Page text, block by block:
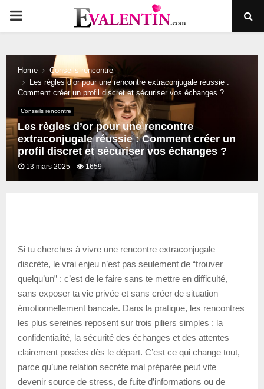
PRIMARY
Home
Conseils rencontre
Les règles d’or pour une rencontre extraconjugale réussie :
Comment créer un profil discret et sécuriser vos échanges ?
Conseils rencontre
Les règles d’or pour une rencontre
extraconjugale réussie : Comment créer un
profil discret et sécuriser vos échanges ?
13 mars 2025 1659
Si tu cherches à vivre une rencontre extraconjugale
discrète, le vrai enjeu n’est pas seulement de “trouver
quelqu’un” : c’est de le faire sans te mettre en difficulté,
sans exposer ta vie privée et sans créer de situation
émotionnellement bancale. Dans la pratique, les rencontres
les plus sereines reposent sur trois piliers simples : la
confidentialité, la sécurité des échanges et des attentes
clairement posées dès le départ. C’est ce qui change tout,
parce qu’une relation secrète mal préparée peut vite
devenir source de stress, de fuite d’informations ou de